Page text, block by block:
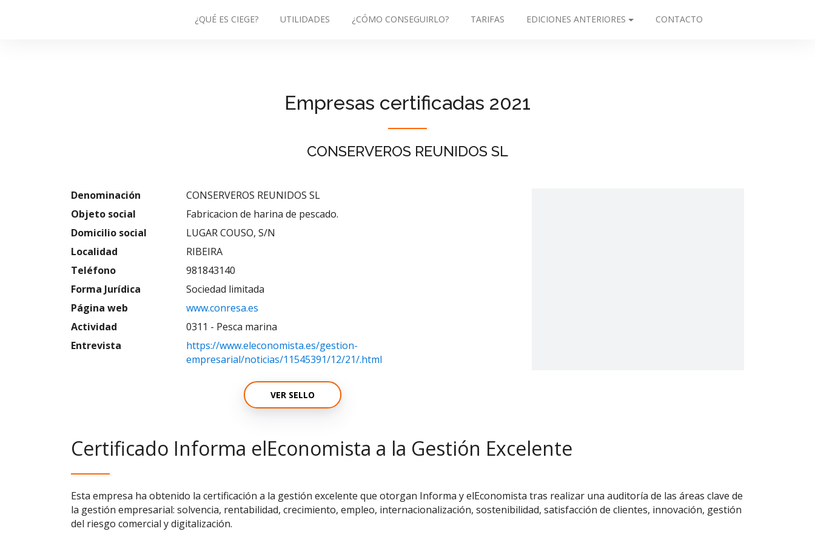
¿QUÉ ES CIEGE? UTILIDADES ¿CÓMO CONSEGUIRLO? TARIFAS EDICIONES ANTERIORES CONTACTO
Empresas certificadas 2021
CONSERVEROS REUNIDOS SL
Denominación
CONSERVEROS REUNIDOS SL
Objeto social
Fabricacion de harina de pescado.
Domicilio social
LUGAR COUSO, S/N
Localidad
RIBEIRA
Teléfono
981843140
Forma Jurídica
Sociedad limitada
Página web
www.conresa.es
Actividad
0311 - Pesca marina
Entrevista
https://www.eleconomista.es/gestion-
empresarial/noticias/11545391/12/21/.html
VER SELLO
Certificado Informa elEconomista a la Gestión Excelente
Esta empresa ha obtenido la certificación a la gestión excelente que otorgan Informa y elEconomista tras realizar una auditoría de las áreas clave de
la gestión empresarial: solvencia, rentabilidad, crecimiento, empleo, internacionalización, sostenibilidad, satisfacción de clientes, innovación, gestión
del riesgo comercial y digitalización.